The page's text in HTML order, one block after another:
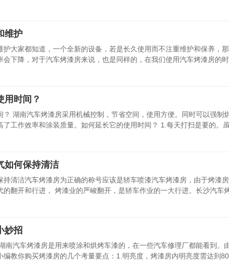
维护
大家都知道，一个全新的设备，若是长久使用而不注重维护和保养，
下降，对于汽车烤漆房来说，也是同样的，在我们使用汽车烤漆房的
用时间？
湖南汽车烤漆房采用机械控制，节省空间，使用方便。同时可以强制
了工作效率和涂装质量。如何延长它的使用时间？ 1.每天打扫是要的。
如何保持清洁
清洁汽车烤漆房为正确的称号应该是轿车喷漆汽车烤漆房，由于烤漆
的翻开和行进， 烤漆业的严峻翻开，是轿车作业的一大行进。长沙汽车
妙招
南汽车烤漆房是用来喷涂和烘烤车漆的，在一些汽车修理厂都能看到。
编教你购买烤漆房的几个考量要点：1.明亮度，烤漆房内明亮度需达到